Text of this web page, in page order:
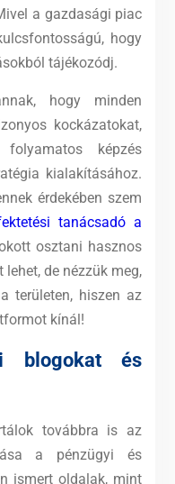
a gazdasági piac
hogy
tájékozódj.
hogy minden
kockázatokat,
képzés
kialakításához.
érdekében szem
tanácsadó a
osztani hasznos
de nézzük meg,
területen, hiszen az
kínál!
blogokat és
továbbra is az
a pénzügyi és
ismert oldalak, mint